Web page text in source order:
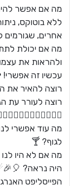
מה אם אפשר
ללא בוטוקס,
אחרים, שגורמים
מה אם יכולת לתת
ולהראות את
עכשיו זה אפשרי!
רוצה להאיר את
רוצה לעורר עת
מה עוד אפשרי
לגוף? 🍸
מה אם לא היו
היה נראה?
הפייסליפט